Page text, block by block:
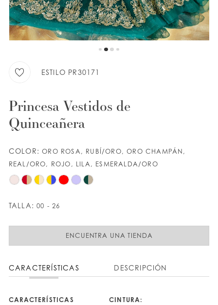
LISTA DE DESEOS
9
10
12
14
15
ESTILO PR30171
Princesa Vestidos de
Quinceañera
COLOR:ORO ROSA, RUBÍ/ORO, ORO CHAMPÁN,
REAL/ORO, ROJO, LILA, ESMERALDA/ORO
TALLA: 00 - 26
ENCUENTRA UNA TIENDA
CARACTERÍSTICAS DESCRIPCIÓN
CARACTERÍSTICAS
CINTURA: